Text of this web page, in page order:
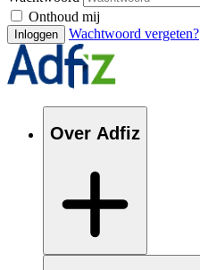
Onthoud mij
Inloggen Wachtwoord vergeten?
Over Adfiz